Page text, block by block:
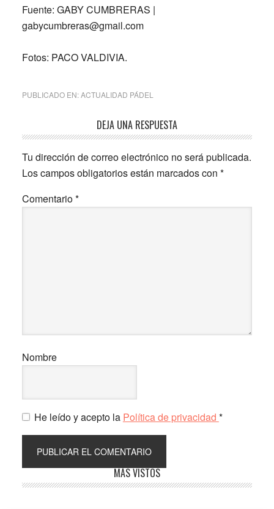
Fuente: GABY CUMBRERAS |
gabycumbreras@gmail.com
Fotos: PACO VALDIVIA.
PUBLICADO EN:ACTUALIDAD PÁDEL
Interacciones
con
los
lectores
DEJA UNA RESPUESTA
Tu dirección de correo electrónico no será publicada.
Los campos obligatorios están marcados con *
Comentario*
Nombre
He leído y acepto la Política de privacidad *
lateral
MÁS VISTOS